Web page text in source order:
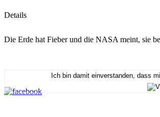
Details
Die Erde hat Fieber und die NASA meint, sie
Ich bin damit einverstanden, dass